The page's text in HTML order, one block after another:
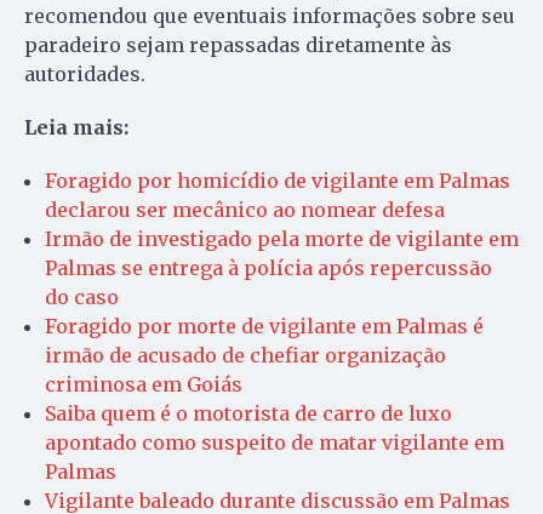
recomendou que eventuais informações sobre seu
paradeiro sejam repassadas diretamente às
autoridades.
Leia mais:
Foragido por homicídio de vigilante em Palmas
declarou ser mecânico ao nomear defesa
Irmão de investigado pela morte de vigilante em
Palmas se entrega à polícia após repercussão
do caso
Foragido por morte de vigilante em Palmas é
irmão de acusado de chefiar organização
criminosa em Goiás
Saiba quem é o motorista de carro de luxo
apontado como suspeito de matar vigilante em
Palmas
Vigilante baleado durante discussão em Palmas